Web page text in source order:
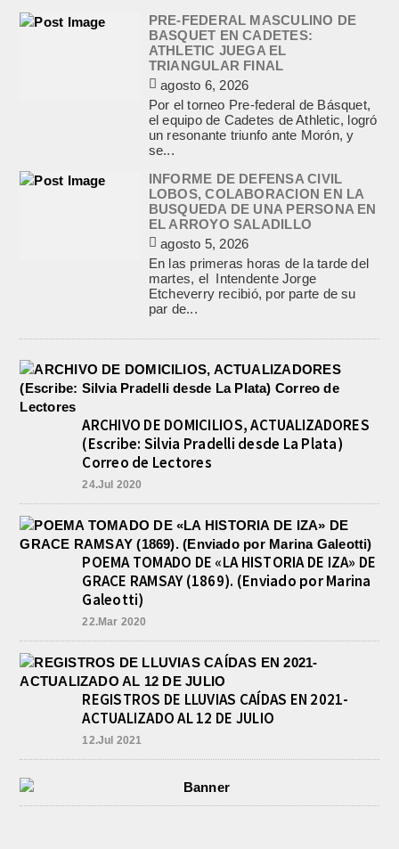
PRE-FEDERAL MASCULINO DE
BASQUET EN CADETES:
ATHLETIC JUEGA EL
TRIANGULAR FINAL
agosto 6, 2026
Por el torneo Pre-federal de Básquet,
el equipo de Cadetes de Athletic, logró
un resonante triunfo ante Morón, y
se...
INFORME DE DEFENSA CIVIL
LOBOS, COLABORACION EN LA
BUSQUEDA DE UNA PERSONA EN
EL ARROYO SALADILLO
agosto 5, 2026
En las primeras horas de la tarde del
martes, el Intendente Jorge
Etcheverry recibió, por parte de su
par de...
ARCHIVO DE DOMICILIOS, ACTUALIZADORES
(Escribe: Silvia Pradelli desde La Plata)
Correo de Lectores
24.Jul 2020
POEMA TOMADO DE «LA HISTORIA DE IZA» DE
GRACE RAMSAY (1869). (Enviado por Marina
Galeotti)
22.Mar 2020
REGISTROS DE LLUVIAS CAÍDAS EN 2021-
ACTUALIZADO AL 12 DE JULIO
12.Jul 2021